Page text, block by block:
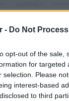
- Do Not
opt-out of the sale,
for targeted
selection. Please
interest-based
to third